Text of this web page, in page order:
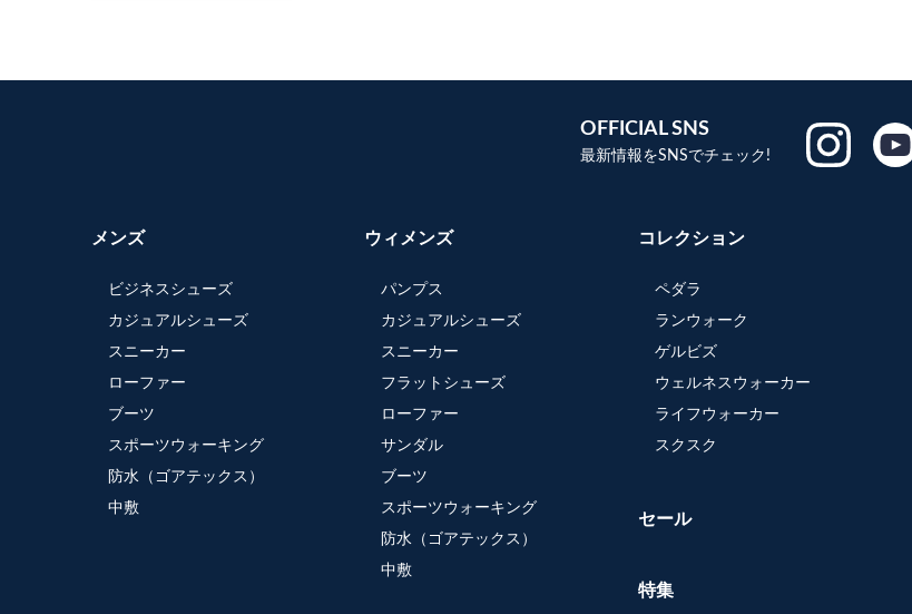
OFFICIAL SNS
最新情報をSNSでチェック!
メンズ
ビジネスシューズ
カジュアルシューズ
スニーカー
ローファー
ブーツ
スポーツウォーキング
防水（ゴアテックス）
中敷
ウィメンズ
パンプス
カジュアルシューズ
スニーカー
フラットシューズ
ローファー
サンダル
ブーツ
スポーツウォーキング
防水（ゴアテックス）
中敷
コレクション
ペダラ
ランウォーク
ゲルビズ
ウェルネスウォーカー
ライフウォーカー
スクスク
セール
特集